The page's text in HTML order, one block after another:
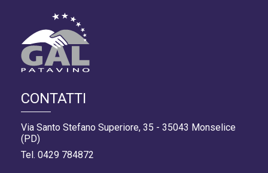
CONTATTI
Via Santo Stefano Superiore, 35 - 35043 Monselice
(PD)
Tel. 0429 784872